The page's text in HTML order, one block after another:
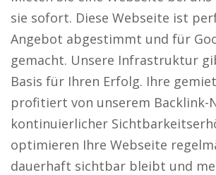
sie sofort. Diese Webseite ist
Angebot abgestimmt und für
gemacht. Unsere Infrastruktur
Basis für Ihren Erfolg. Ihre
profitiert von unserem Backlink-
kontinuierlicher
optimieren Ihre Webseite
dauerhaft sichtbar bleibt und